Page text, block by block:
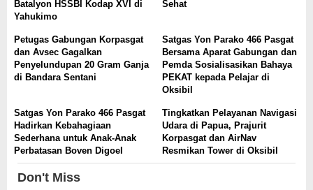
Batalyon HSSBI Kodap XVI di
Yahukimo
Sehat
Petugas Gabungan Korpasgat
dan Avsec Gagalkan
Penyelundupan 20 Gram Ganja
di Bandara Sentani
Satgas Yon Parako 466 Pasgat
Bersama Aparat Gabungan dan
Pemda Sosialisasikan Bahaya
PEKAT kepada Pelajar di
Oksibil
Satgas Yon Parako 466 Pasgat
Hadirkan Kebahagiaan
Sederhana untuk Anak-Anak
Perbatasan Boven Digoel
Tingkatkan Pelayanan Navigasi
Udara di Papua, Prajurit
Korpasgat dan AirNav
Resmikan Tower di Oksibil
Don't Miss